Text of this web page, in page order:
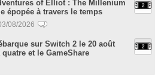
of Elliot : The Millenium
épopée à travers le temps
08/2026
sur Switch 2 le 20 août
et le GameShare